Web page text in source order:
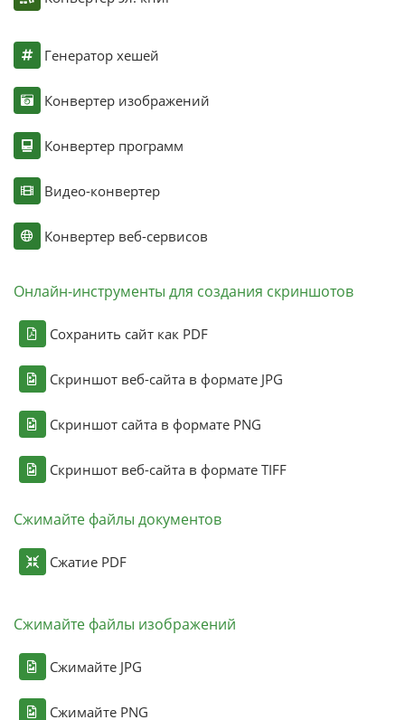
Генератор хешей
Конвертер изображений
Конвертер программ
Видео-конвертер
Конвертер веб-сервисов
Онлайн-инструменты для создания скриншотов
Сохранить сайт как PDF
Скриншот веб-сайта в формате JPG
Скриншот сайта в формате PNG
Скриншот веб-сайта в формате TIFF
Сжимайте файлы документов
Сжатие PDF
Сжимайте файлы изображений
Сжимайте JPG
Сжимайте PNG